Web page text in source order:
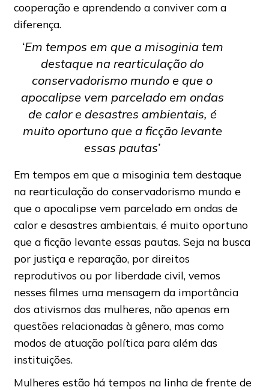
cooperação e aprendendo a conviver com a
diferença.
‘Em tempos em que a misoginia tem
destaque na rearticulação do
conservadorismo mundo e que o
apocalipse vem parcelado em ondas
de calor e desastres ambientais, é
muito oportuno que a ficção levante
essas pautas’
Em tempos em que a misoginia tem destaque
na rearticulação do conservadorismo mundo e
que o apocalipse vem parcelado em ondas de
calor e desastres ambientais, é muito oportuno
que a ficção levante essas pautas. Seja na busca
por justiça e reparação, por direitos
reprodutivos ou por liberdade civil, vemos
nesses filmes uma mensagem da importância
dos ativismos das mulheres, não apenas em
questões relacionadas à gênero, mas como
modos de atuação política para além das
instituições.
Mulheres estão há tempos na linha de frente de